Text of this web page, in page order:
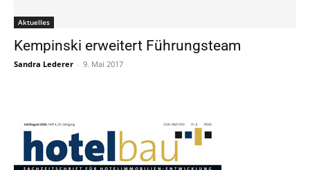
Aktuelles
Kempinski erweitert Führungsteam
Sandra Lederer - 9. Mai 2017